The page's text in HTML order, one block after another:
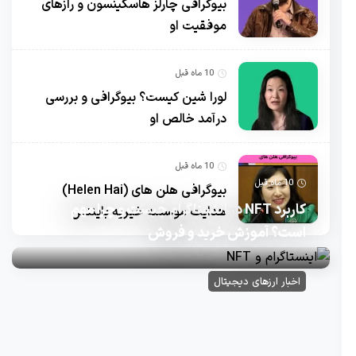
بیوگرافی چارلز هاسکینسون و رازهای
موفقیت او
10 ماه قبل
لورا شین کیست؟ بیوگرافی و بررسی
درآمد خالص او
10 ماه قبل
بیوگرافی هلن های (Helen Hai)
هدایت موسسه خیریه بایننس
اخبار ارزهای دیجیتال
10 ماه قبل
کاربرد NFT در اینستاگرام چیست و چرا مهم
است؟ آموزش خرید و فروش